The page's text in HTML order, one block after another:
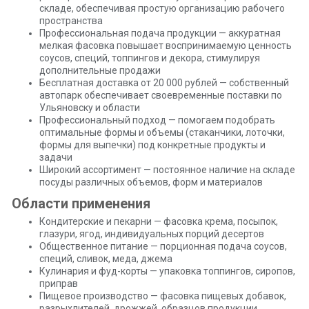
складе, обеспечивая простую организацию рабочего
пространства
Профессиональная подача продукции — аккуратная
мелкая фасовка повышает воспринимаемую ценность
соусов, специй, топпингов и декора, стимулируя
дополнительные продажи
Бесплатная доставка от 20 000 рублей — собственный
автопарк обеспечивает своевременные поставки по
Ульяновску и области
Профессиональный подход — помогаем подобрать
оптимальные формы и объемы (стаканчики, лоточки,
формы для выпечки) под конкретные продукты и
задачи
Широкий ассортимент — постоянное наличие на складе
посуды различных объемов, форм и материалов
Области применения
Кондитерские и пекарни — фасовка крема, посыпок,
глазури, ягод, индивидуальных порций десертов
Общественное питание — порционная подача соусов,
специй, сливок, меда, джема
Кулинария и фуд-корты — упаковка топпингов, сиропов,
приправ
Пищевое производство — фасовка пищевых добавок,